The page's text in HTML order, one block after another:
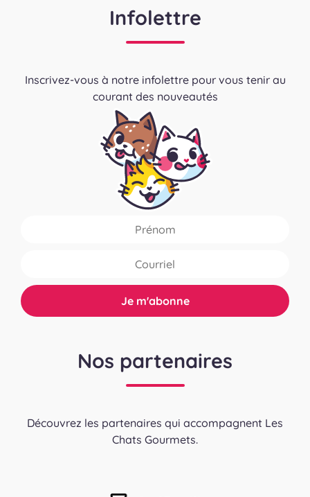
Infolettre
Inscrivez-vous à notre infolettre pour vous tenir au
courant des nouveautés
Nos partenaires
Découvrez les partenaires qui accompagnent Les
Chats Gourmets.